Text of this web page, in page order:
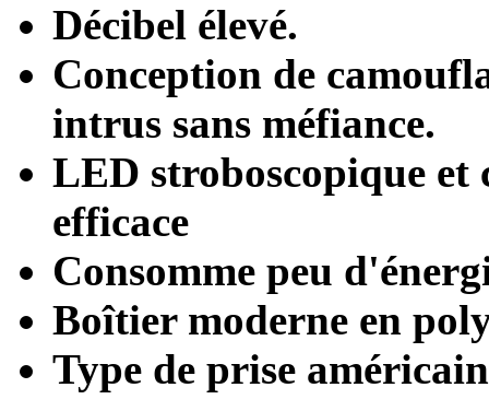
Décibel élevé.
Conception de
intrus sans méfiance.
LED stroboscopique et
efficace
Consomme peu
Boîtier moderne en
Type de prise